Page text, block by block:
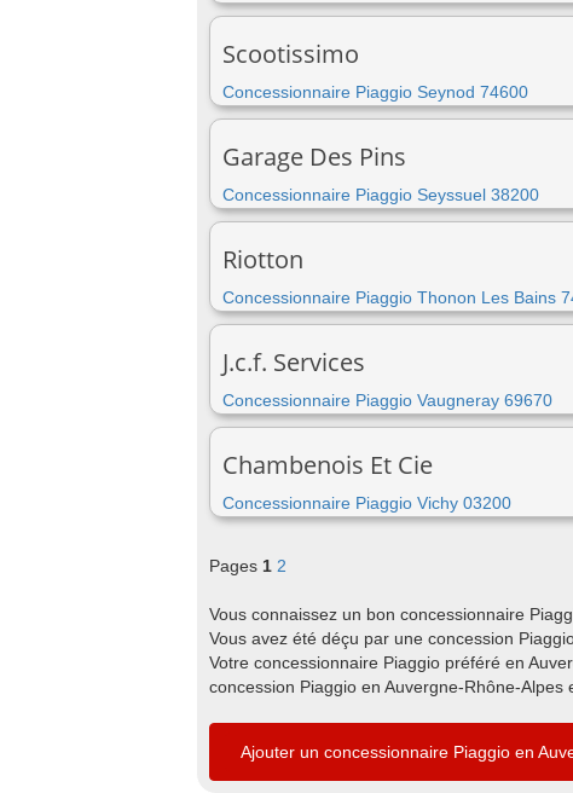
Scootissimo
Concessionnaire Piaggio Seynod 74600
Garage Des Pins
Concessionnaire Piaggio Seyssuel 38200
Riotton
Concessionnaire Piaggio Thonon Les Bains
J.c.f. Services
Concessionnaire Piaggio Vaugneray 69670
Chambenois Et Cie
Concessionnaire Piaggio Vichy 03200
Pages 1 2
Vous connaissez un bon concessionnaire
Vous avez été déçu par une concession
Votre concessionnaire Piaggio préféré en
concession Piaggio en Auvergne-Rhône-
Ajouter un concessionnaire Piaggio en